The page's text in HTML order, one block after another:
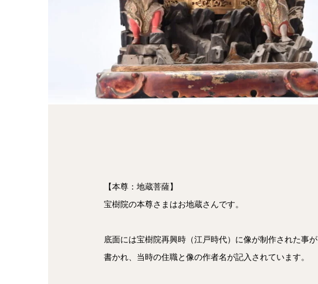
【本尊：地蔵菩薩】
宝樹院の本尊さまはお地蔵さんです。
底面には宝樹院再興時（江戸時代）に像が制作された事が
書かれ、当時の住職と像の作者名が記入されています。